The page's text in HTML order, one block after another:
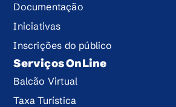
Documentação
Iniciativas
Inscrições do público
Serviços OnLine
Balcão Virtual
Taxa Turística